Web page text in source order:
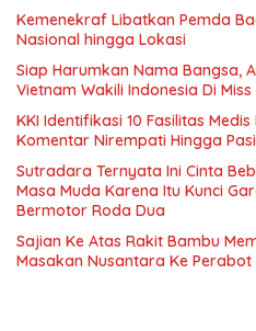
Kemenekraf Libatkan Pemda
Nasional hingga Lokasi
Siap Harumkan Nama Bangsa,
Vietnam Wakili Indonesia Di
KKI Identifikasi 10 Fasilitas
Komentar Nirempati Hingga
Sutradara Ternyata Ini Cinta
Masa Muda Karena Itu Kunci
Bermotor Roda Dua
Sajian Ke Atas Rakit Bambu
Masakan Nusantara Ke Perabot